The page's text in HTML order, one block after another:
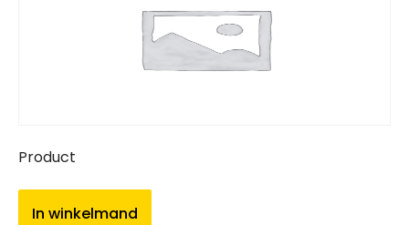
Product
In winkelmand